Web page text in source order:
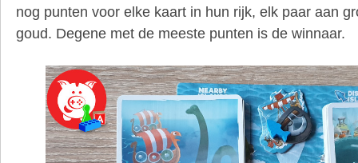
nog punten voor elke kaart in hun rijk, elk paar aan
goud. Degene met de meeste punten is de winnaar.